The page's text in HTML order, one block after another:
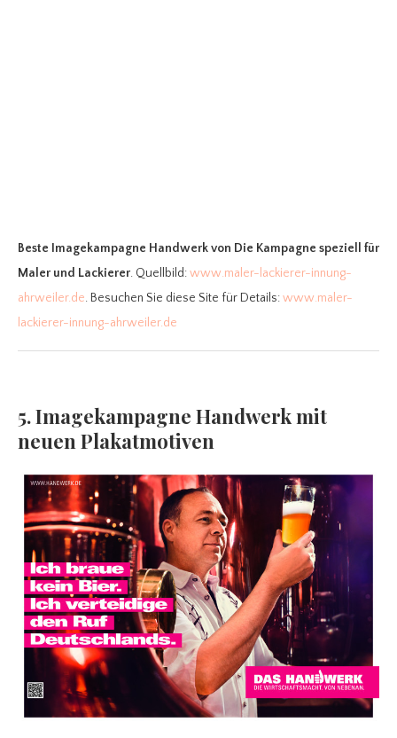
Beste Imagekampagne Handwerkvon Die Kampagne speziell für
Maler und Lackierer. Quellbild:www.maler-lackierer-innung-
ahrweiler.de. Besuchen Sie diese Site für Details:www.maler-
lackierer-innung-ahrweiler.de
5. Imagekampagne Handwerk mit
neuen Plakatmotiven